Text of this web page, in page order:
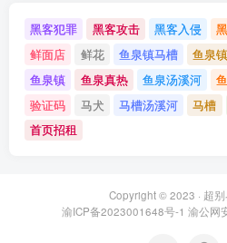
黑客犯罪 黑客攻击 黑客入侵
鲜面店
鲜花 鱼泉镇马槽 鱼泉
鱼泉镇
鱼泉真热 鱼泉汤溪河
验证码
马犬 马槽汤溪河 马槽
首页招租
Copyright © 2023 · 超
渝ICP备2023001648号-1 渝公网